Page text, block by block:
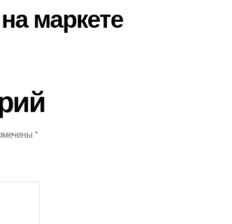
маркете
*